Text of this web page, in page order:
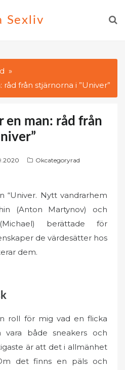
Sexliv
från stjärnorna i ”Univer”
en man: råd från
Okcategoryrad
“Univer. Nytt vandrarhem
(Anton Martynov) och
berättade för
de värdesätter hos
dem.
roll för mig vad en flicka
både sneakers och
är att det i allmänhet
det finns en päls och